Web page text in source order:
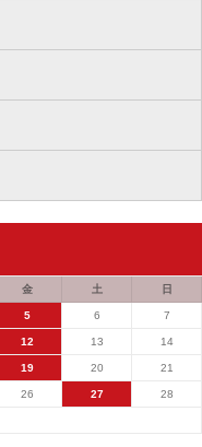
金 土 日
5 6 7
12 13 14
19 20 21
26 27 28